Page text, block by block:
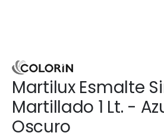
Martilux Esmalte
Martillado 1 Lt. -
Oscuro